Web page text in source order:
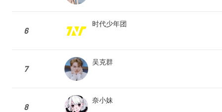
6
时代少年团
7
吴克群
8
奈小妹